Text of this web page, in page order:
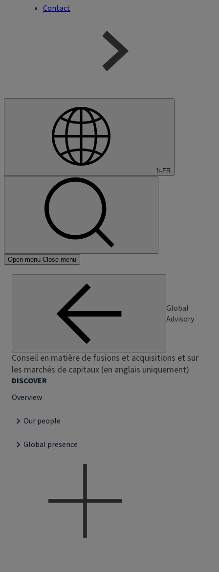
Contact
fr-FR
Open menu Close menu
Global
Advisory
Conseil en matière de fusions et acquisitions et sur
les marchés de capitaux (en anglais uniquement)
DISCOVER
Overview
Our people
Global presence